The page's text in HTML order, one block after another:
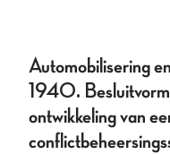
Automobilisering
1940.
ontwikkeling van